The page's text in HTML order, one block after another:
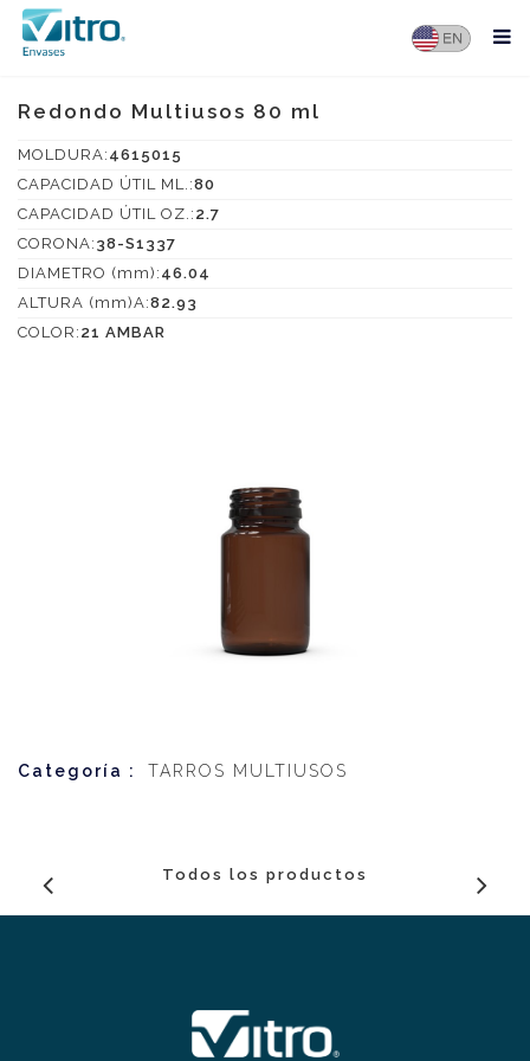
Redondo Multiusos 80 ml
MOLDURA: 4615015
CAPACIDAD ÚTIL ML.:80
CAPACIDAD ÚTIL OZ.: 2.7
CORONA: 38-S1337
DIAMETRO (mm): 46.04
ALTURA (mm)A:82.93
COLOR: 21 AMBAR
Categoría : TARROS MULTIUSOS
Todos los productos